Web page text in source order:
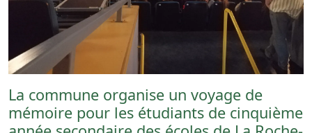
La commune organise un voyage de
mémoire pour les étudiants de cinquième